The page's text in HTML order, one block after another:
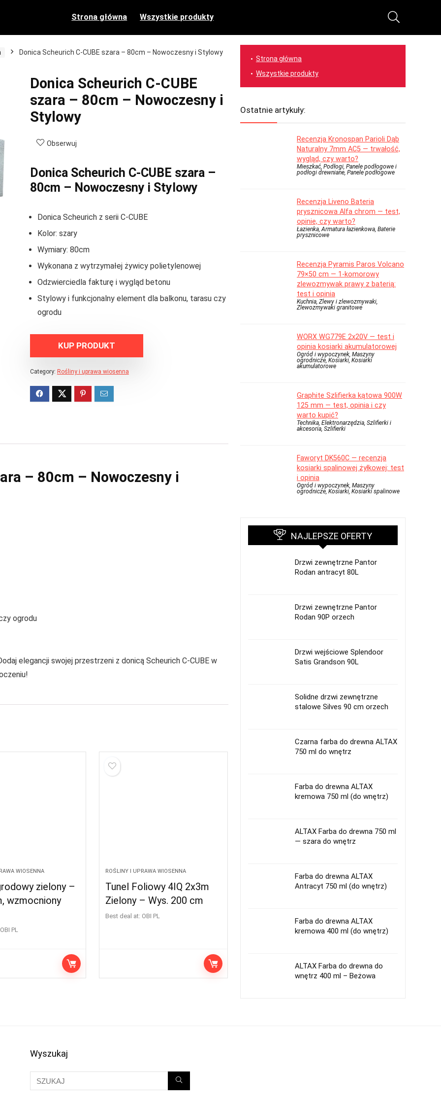
Strona główna Wszystkie produkty
Donica Scheurich C-CUBE szara – 80cm – Nowoczesny i Stylowy
Donica Scheurich C-CUBE
szara – 80cm – Nowoczesny i
Stylowy
Obserwuj
Donica Scheurich C-CUBE szara –
80cm – Nowoczesny i Stylowy
Donica Scheurich z serii C-CUBE
Kolor: szary
Wymiary: 80cm
Wykonana z wytrzymałej żywicy polietylenowej
Odzwierciedla fakturę i wygląd betonu
Stylowy i funkcjonalny element dla balkonu, tarasu czy
ogrodu
KUP PRODUKT
Category: Rośliny i uprawa wiosenna
– 80cm – Nowoczesny i
ogrodu
elegancji swojej przestrzeni z donicą Scheurich C-CUBE w
WIOSENNA
zielony –
wzmocniony
OBI PL
ROŚLINY I UPRAWA WIOSENNA
Tunel Foliowy 4IQ 2x3m
Zielony – Wys. 200 cm
Best deal at: OBI PL
Strona główna
Wszystkie produkty
Ostatnie artykuły:
Recenzja Kronospan Parioli Dąb
Naturalny 7mm AC5 — trwałość,
wygląd, czy warto?
Mieszkać, Podłogi, Panele podłogowe i
podłogi drewniane, Panele podłogowe
Recenzja Liveno Bateria
prysznicowa Alfa chrom — test,
opinie, czy warto?
Łazienka, Armatura łazienkowa, Baterie
prysznicowe
Recenzja Pyramis Paros Volcano
79×50 cm — 1-komorowy
zlewozmywak prawy z baterią:
test i opinia
Kuchnia, Zlewy i zlewozmywaki,
Zlewozmywaki granitowe
WORX WG779E 2x20V — test i
opinia kosiarki akumulatorowej
Ogród i wypoczynek, Maszyny
ogrodnicze, Kosiarki, Kosiarki
akumulatorowe
Graphite Szlifierka kątowa 900W
125 mm — test, opinia i czy
warto kupić?
Technika, Elektronarzędzia, Szlifierki i
akcesoria, Szlifierki
Faworyt DK560C — recenzja
kosiarki spalinowej żyłkowej: test
i opinia
Ogród i wypoczynek, Maszyny
ogrodnicze, Kosiarki, Kosiarki spalinowe
NAJLEPSZE OFERTY
Drzwi zewnętrzne Pantor
Rodan antracyt 80L
Drzwi zewnętrzne Pantor
Rodan 90P orzech
Drzwi wejściowe Splendoor
Satis Grandson 90L
Solidne drzwi zewnętrzne
stalowe Silves 90 cm orzech
Czarna farba do drewna ALTAX
750 ml do wnętrz
Farba do drewna ALTAX
kremowa 750 ml (do wnętrz)
ALTAX Farba do drewna 750 ml
— szara do wnętrz
Farba do drewna ALTAX
Antracyt 750 ml (do wnętrz)
Farba do drewna ALTAX
kremowa 400 ml (do wnętrz)
ALTAX Farba do drewna do
wnętrz 400 ml – Beżowa
Wyszukaj